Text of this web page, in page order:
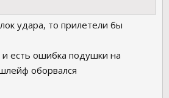
удара, то прилетели бы
и есть ошибка подушки на
оборвался